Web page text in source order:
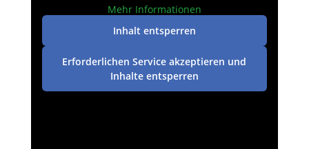
Mehr Informationen
Inhalt entsperren
Erforderlichen Service akzeptieren und
Inhalte entsperren